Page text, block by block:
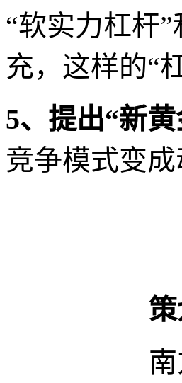
“软实力杠杆
充，这样的“
5、提出“新
竞争模式变